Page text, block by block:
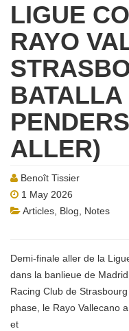
LIGUE
RAYO
BATALLA
ALLER)
Benoît Tissier
1 May 2026
Articles Blog
Notes
Demi-finale aller de la
dans la banlieue de
Racing Club de
phase, le Rayo Vallecano
et